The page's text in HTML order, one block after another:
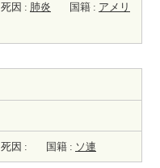
死因 : 肺炎 国籍 : アメリ
死因 : 国籍 : ソ連